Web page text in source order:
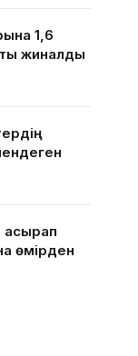
1,6
жиналды
асырап
өмірден